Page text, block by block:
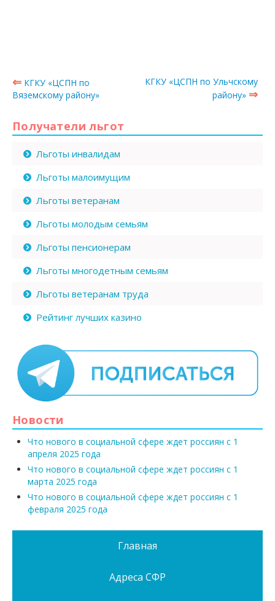
⇐ КГКУ «ЦСПН по
Вяземскому району»
КГКУ «ЦСПН по Ульчскому
району» ⇒
Получатели льгот
Льготы инвалидам
Льготы малоимущим
Льготы ветеранам
Льготы молодым семьям
Льготы пенсионерам
Льготы многодетным семьям
Льготы ветеранам труда
Рейтинг лучших казино
Новости
Что нового в социальной сфере ждет россиян с 1
апреля 2025 года
Что нового в социальной сфере ждет россиян с 1
марта 2025 года
Что нового в социальной сфере ждет россиян с 1
февраля 2025 года
Главная
Адреса СФР